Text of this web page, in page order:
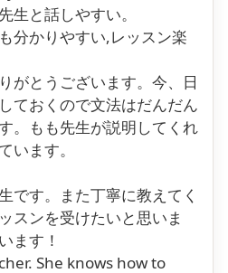
生と話しやすい。
分かりやすい,レッスン楽
がとうございます。今、日
ておくので文法はだんだん
。もも先生が説明してくれ
います。
です。また丁寧に教えてく
スンを受けたいと思いま
ます！
She knows how to